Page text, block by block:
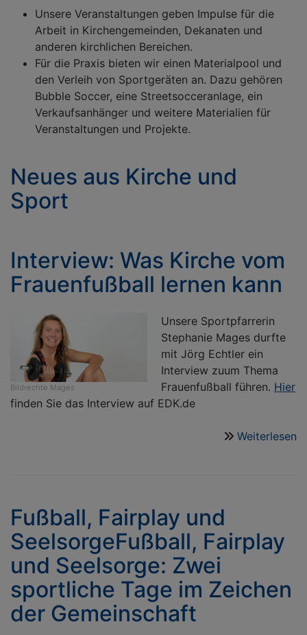
Unsere Veranstaltungen geben Impulse für die
Arbeit in Kirchengemeinden, Dekanaten und
anderen kirchlichen Bereichen.
Für die Praxis bieten wir einen Materialpool und
den Verleih von Sportgeräten an. Dazu gehören
Bubble Soccer, eine Streetsocceranlage, ein
Verkaufsanhänger und weitere Materialien für
Veranstaltungen und Projekte.
Neues aus Kirche und
Sport
Interview: Was Kirche vom
Frauenfußball lernen kann
Bildrechte Mages
Unsere Sportpfarrerin
Stephanie Mages durfte
mit Jörg Echtler ein
Interview zuum Thema
Frauenfußball führen. Hier
finden Sie das Interview auf EDK.de
Weiterlesen
Fußball, Fairplay und
SeelsorgeFußball, Fairplay
und Seelsorge: Zwei
sportliche Tage im Zeichen
der Gemeinschaft